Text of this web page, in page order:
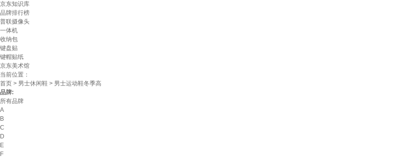
京东知识库
品牌排行榜
普联摄像头
一体机
收纳包
键盘贴
键帽贴纸
京东美术馆
当前位置：
首页 > 男士休闲鞋 > 男士运动鞋冬季高
品牌:
所有品牌
A
B
C
D
E
F